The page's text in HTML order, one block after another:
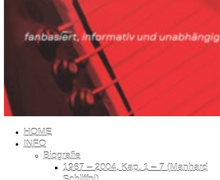
HOME
INFO
Biografie
1967 – 2004, Kap. 1 – 7 (Manhard